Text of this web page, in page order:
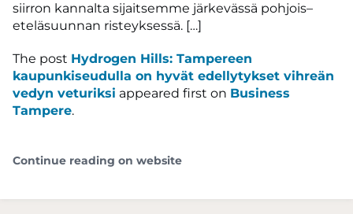
siirron kannalta sijaitsemme järkevässä pohjois–
eteläsuunnan risteyksessä. […]
The post Hydrogen Hills: Tampereen
kaupunkiseudulla on hyvät edellytykset vihreän
vedyn veturiksi appeared first on Business
Tampere.
Continue reading on website